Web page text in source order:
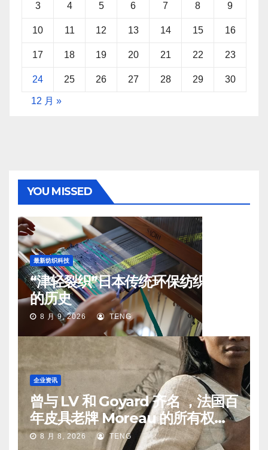
3 4 5 6 7 8 9
10 11 12 13 14 15 16
17 18 19 20 21 22 23
24 25 26 27 28 29 30
12 月 »
YOU MISSED
最新纺织科技
“津轻裂织”日本传统环保纺织工艺
的历史
8 月 9, 2026 TENG
企业资讯
曾与 LV 和 Goyard 齐名 ，法国百
年皮具老牌 Moreau 的所有权易
手8 月 8, 2026 TENG